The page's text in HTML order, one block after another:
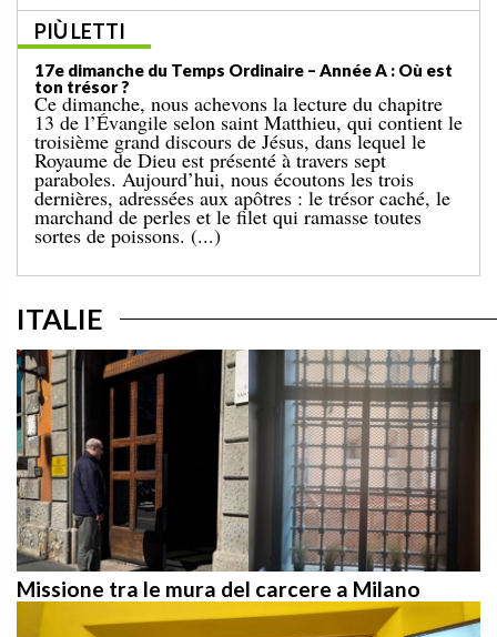
PIÙ LETTI
19e dimanche du Temps Ordinaire – Année A: «
Ordonne-moi de venir vers toi ! »
L’Évangile de dimanche dernier nous racontait le
miracle de la multiplication des pains pour une
grande foule, dans un lieu désert. Le récit se
terminait par le ramassage de douze paniers remplis
de restes. Cet événement est suivi de l’épisode bien
connu d’aujourd’hui, dans lequel Jésus marche sur la
mer. [...]
Missione tra le mura del carcere a Milano